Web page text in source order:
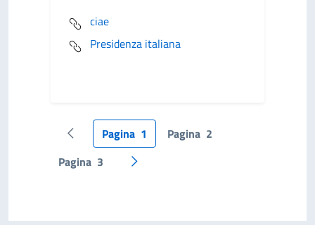
ciae
Presidenza italiana
Pagina precedente
Pagina 1 Pagina 2
Pagina 3 Pagina successiva